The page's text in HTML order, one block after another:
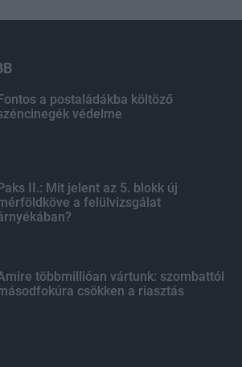
Fontos a postaládákba költöző
védelme
Paks II.: Mit jelent az 5. blokk új
a felülvizsgálat
többmillióan vártunk: szombattól
csökken a riasztás